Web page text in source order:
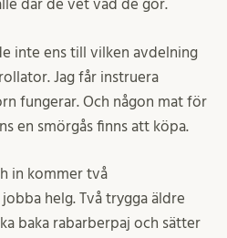
där de vet vad de gör.
inte ens till vilken avdelning
Jag får instruera
fungerar. Och någon mat för
en smörgås finns att köpa.
in kommer två
helg. Två trygga äldre
baka rabarberpaj och sätter